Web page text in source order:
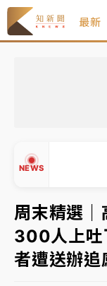
最新
NEWS
中信慈善基金會
駁 理由曝光
故宮《龍藏經
周六起展出延長
台東農業處長
押庭
▼
周末精選
300人上
者遭送辦追